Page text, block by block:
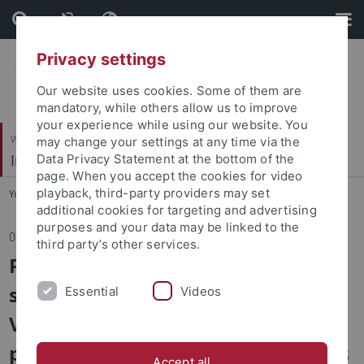
Skip
to
content
Skip
to
footer
Wirtschafts- und Sozialwissenschaftliche Fakultät
Institut für Sportwissenschaft
You are here: Startseite ... Institut
01.07.2024
Positive Ergebnisse für die
sport-/bewegungstherapeutische
Versorgung von Menschen mit
psychischen Erkrankungen: ImPuls
Privacy settings
Our website uses cookies. Some of them are
mandatory, while others allow us to improve
your experience while using our website. You
may change your settings at any time via the
Data Privacy Statement at the bottom of the
page. When you accept the cookies for video
playback, third-party providers may set
additional cookies for targeting and advertising
purposes and your data may be linked to the
third party’s other services.
Essential Videos